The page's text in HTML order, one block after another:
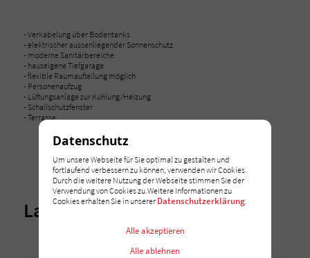
- Verkabelung über Bodentanks
- elektrischer aussenliegender Sonnenschutz
- moderne Sanitärbereiche
- hauseigene Tiefgarage
- flexible Raumaufteilung möglich
- Personenaufzug
- Lüftungsanlage zur Kühlung/Heizung
- Schallschutzfenster
- Terrasse
Lage
Datenschutz
Um unsere Webseite für Sie optimal zu gestalten und
fortlaufend verbessern zu können, verwenden wir Cookies.
Durch die weitere Nutzung der Webseite stimmen Sie der
Verwendung von Cookies zu.Weitere Informationen zu
Cookies erhalten Sie in unserer Datenschutzerklärung
Alle ablehnen
Alle akzeptieren